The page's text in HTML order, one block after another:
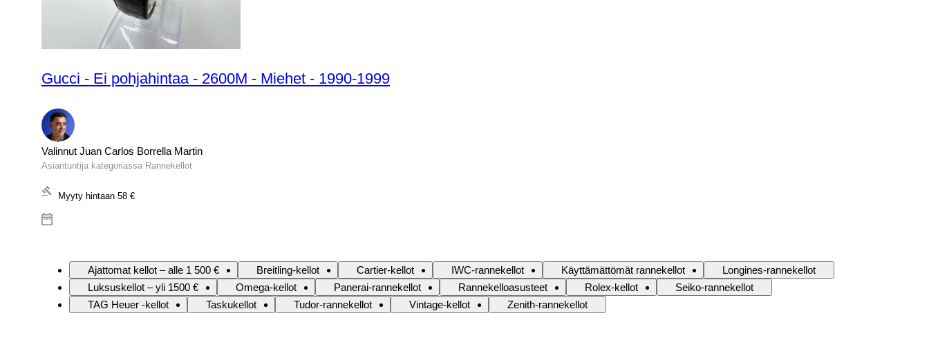
Gucci - Ei pohjahintaa - 2600M - Miehet - 1990-1999
Valinnut Juan Carlos Borrella Martin
Asiantuntija kategoriassa Rannekellot
Myyty hintaan 58 €
Ajattomat kellot – alle 1 500 € Breitling-kellot Cartier-kellot IWC-rannekellot Käyttämättömät rannekellot
Longines-rannekellot
Luksuskellot – yli 1500 €
Omega-kellot Panerai-rannekellot Rannekelloasusteet Rolex-kellot
Seiko-rannekellot
TAG Heuer -kellot
Taskukellot Tudor-rannekellot Vintage-kellot Zenith-rannekellot